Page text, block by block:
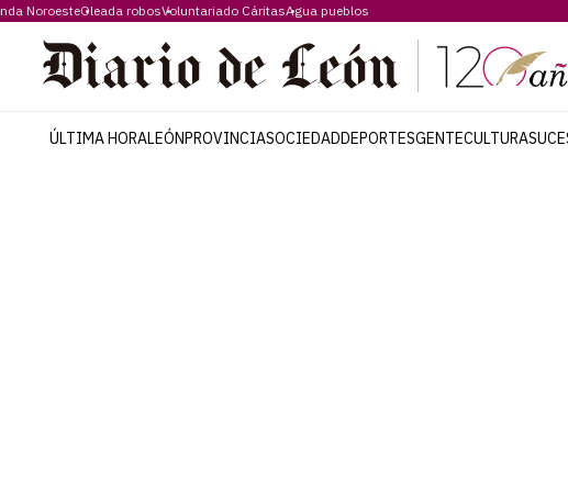
NoroesteOleada robosVoluntariado CáritasAgua pueblos
ÚLTIMA HORALEÓNPROVINCIASOCIEDADDEPORTESGENTECULTURA